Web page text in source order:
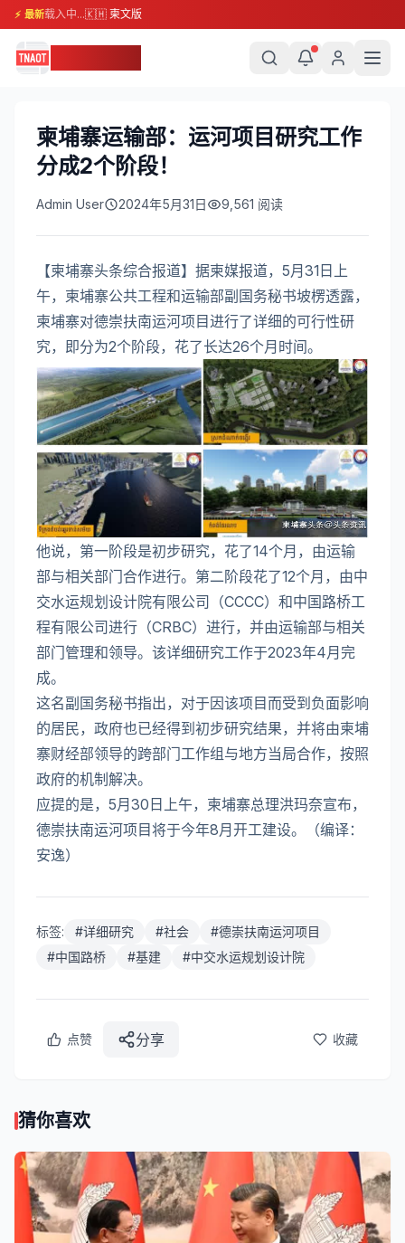
⚡ 最新载入中...🇰🇭 柬文版
柬埔寨运输部：运河项目研究工作
分成2个阶段！
Admin User 2024年5月31日 9,561 阅读
【柬埔寨头条综合报道】据柬媒报道，5月31日上
午，柬埔寨公共工程和运输部副国务秘书坡楞透露，
柬埔寨对德崇扶南运河项目进行了详细的可行性研
究，即分为2个阶段，花了长达26个月时间。
他说，第一阶段是初步研究，花了14个月，由运输
部与相关部门合作进行。第二阶段花了12个月，由中
交水运规划设计院有限公司（CCCC）和中国路桥工
程有限公司进行（CRBC）进行，并由运输部与相关
部门管理和领导。该详细研究工作于2023年4月完
成。
这名副国务秘书指出，对于因该项目而受到负面影响
的居民，政府也已经得到初步研究结果，并将由柬埔
寨财经部领导的跨部门工作组与地方当局合作，按照
政府的机制解决。
应提的是，5月30日上午，柬埔寨总理洪玛奈宣布，
德崇扶南运河项目将于今年8月开工建设。（编译：
安逸）
标签: #详细研究 #社会 #德崇扶南运河项目
#中国路桥 #基建 #中交水运规划设计院
点赞 分享 收藏
猜你喜欢